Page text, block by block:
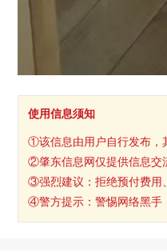
使用信息须知
①该信息由用户自行发布，
②肇东信息网仅提供信息交
③强烈建议：拒绝预付费用
④警方提示：警惕网络黑手